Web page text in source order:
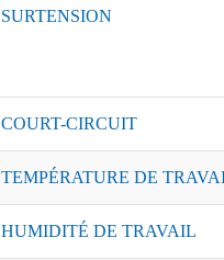
SURTENSION
COURT-CIRCUIT
TEMPÉRATURE DE
HUMIDITÉ DE TRAVAIL